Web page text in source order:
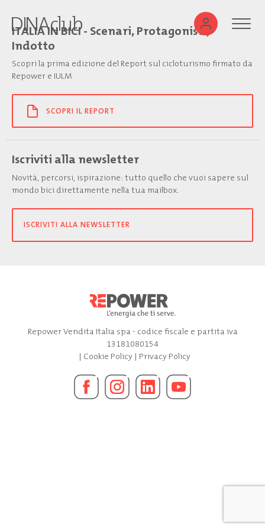
ITALIA IN BICI - Scenari, Protagonisti,
Indotto
Scopri la prima edizione del Report sul cicloturismo firmato da
Repower e IULM
SCOPRI IL REPORT
Iscriviti alla newsletter
Novità, percorsi, ispirazione: tutto quello che vuoi sapere sul
mondo bici direttamente nella tua mailbox.
ISCRIVITI ALLA NEWSLETTER
Repower Vendita Italia spa - codice fiscale e partita iva
13181080154
| Cookie Policy| Privacy Policy